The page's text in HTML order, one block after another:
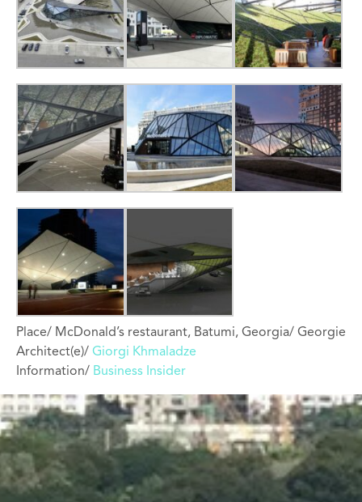
Place/ McDonald’s restaurant, Batumi, Georgia/ Georgie
Architect(e)/ Giorgi Khmaladze
Information/ Business Insider